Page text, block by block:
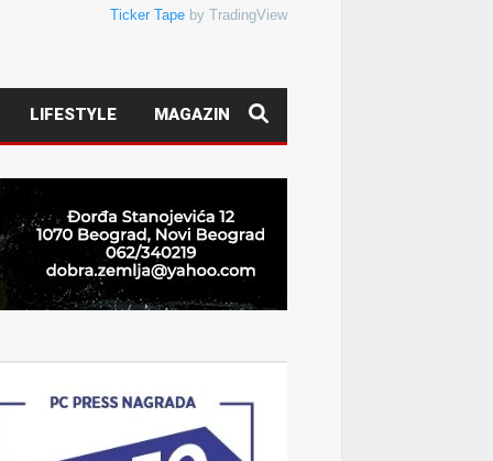
Ticker Tape by TradingView
LIFESTYLE MAGAZIN